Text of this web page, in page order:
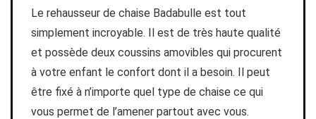
Le rehausseur de chaise Badabulle est tout
simplement incroyable. Il est de très haute qualité
et possède deux coussins amovibles qui procurent
à votre enfant le confort dont il a besoin. Il peut
être fixé à n’importe quel type de chaise ce qui
vous permet de l’amener partout avec vous.